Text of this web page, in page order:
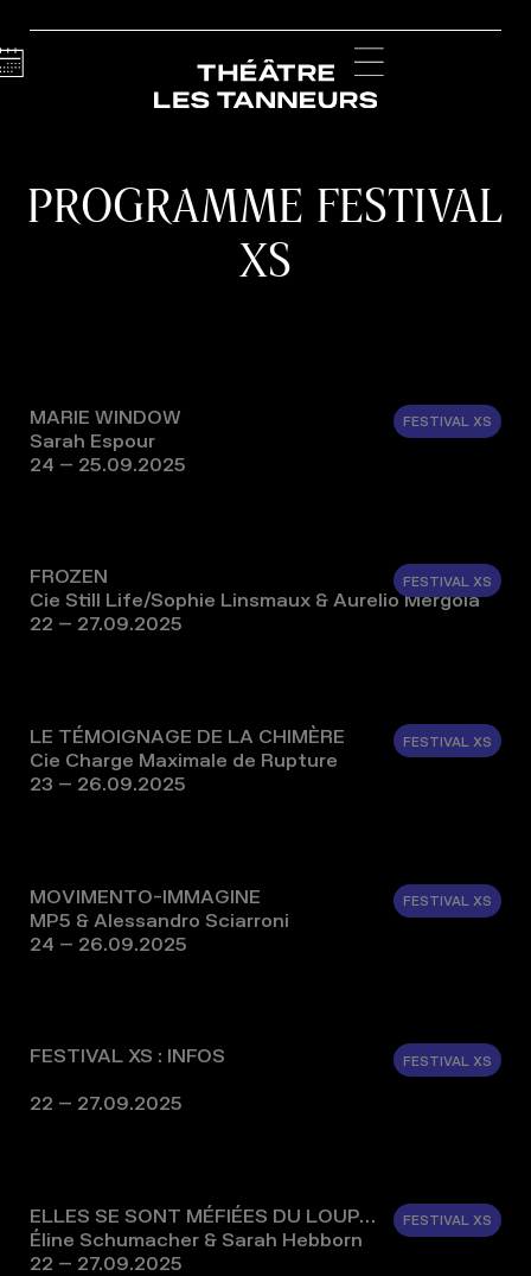
Calendar Menu
PROGRAMME FESTIVAL
XS
FESTIVAL XS
MARIE WINDOW
Sarah Espour
24 – 25.09.2025
FESTIVAL XS
FROZEN
Cie Still Life/Sophie Linsmaux & Aurelio Mergola
22 – 27.09.2025
FESTIVAL XS
LE TÉMOIGNAGE DE LA CHIMÈRE
Cie Charge Maximale de Rupture
23 – 26.09.2025
FESTIVAL XS
MOVIMENTO-IMMAGINE
MP5 & Alessandro Sciarroni
24 – 26.09.2025
FESTIVAL XS
FESTIVAL XS : INFOS
22 – 27.09.2025
FESTIVAL XS
ELLES SE SONT MÉFIÉES DU LOUP…
Éline Schumacher & Sarah Hebborn
22 – 27.09.2025